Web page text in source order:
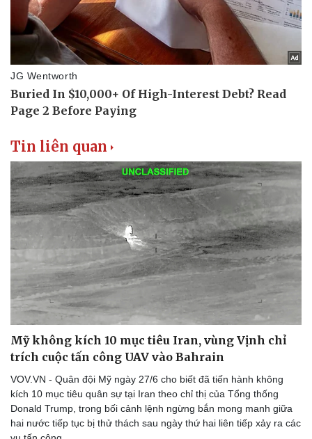
Văn hóa
Sân khấu - Điện ảnh
Văn học
Âm nhạc
Di sản
Giải trí
Thời trang
Sao Việt
Tin liên quan
Mỹ không kích 10 mục tiêu Iran, vùng Vịnh chỉ
trích cuộc tấn công UAV vào Bahrain
VOV.VN - Quân đội Mỹ ngày 27/6 cho biết đã tiến hành không
kích 10 mục tiêu quân sự tại Iran theo chỉ thị của Tổng thống
Donald Trump, trong bối cảnh lệnh ngừng bắn mong manh giữa
hai nước tiếp tục bị thử thách sau ngày thứ hai liên tiếp xảy ra các